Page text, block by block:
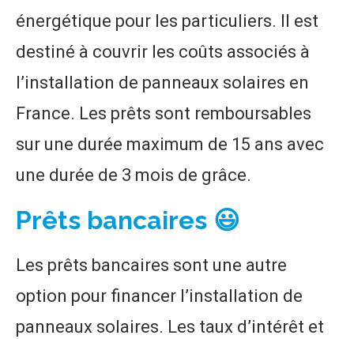
énergétique pour les particuliers. Il est
destiné à couvrir les coûts associés à
l’installation de panneaux solaires en
France. Les prêts sont remboursables
sur une durée maximum de 15 ans avec
une durée de 3 mois de grâce.
Prêts bancaires 😃
Les prêts bancaires sont une autre
option pour financer l’installation de
panneaux solaires. Les taux d’intérêt et